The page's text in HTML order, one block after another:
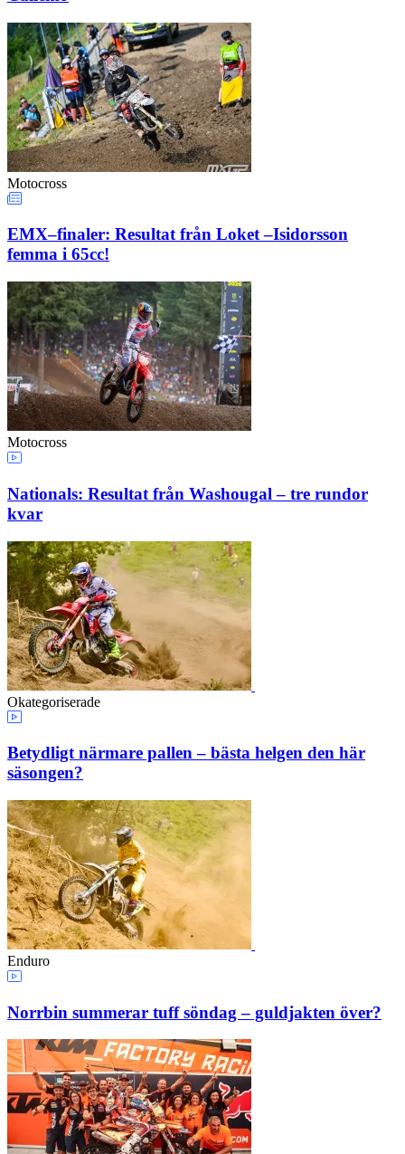
Motocross
EMX–finaler: Resultat från Loket –Isidorsson
femma i 65cc!
Motocross
Nationals: Resultat från Washougal – tre rundor
kvar
Okategoriserade
Betydligt närmare pallen – bästa helgen den här
säsongen?
Enduro
Norrbin summerar tuff söndag – guldjakten över?